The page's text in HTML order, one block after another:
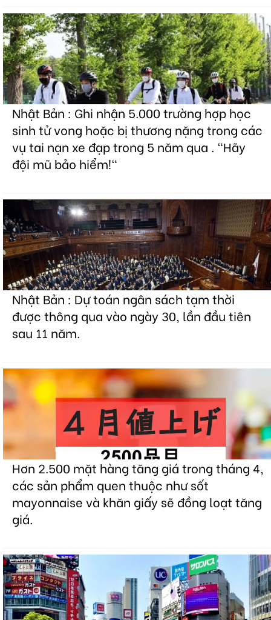
Nhật Bản : Ghi nhận 5.000 trường hợp học
sinh tử vong hoặc bị thương nặng trong các
vụ tai nạn xe đạp trong 5 năm qua . "Hãy
đội mũ bảo hiểm!"
Nhật Bản : Dự toán ngân sách tạm thời
được thông qua vào ngày 30, lần đầu tiên
sau 11 năm.
Hơn 2.500 mặt hàng tăng giá trong tháng 4,
các sản phẩm quen thuộc như sốt
mayonnaise và khăn giấy sẽ đồng loạt tăng
giá.